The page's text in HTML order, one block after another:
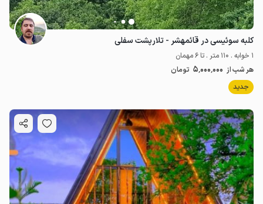
کلبه سوئیسی در قائمهشر - تلارپشت سفلی
1 خوابه . 110 متر . تا 6 مهمان
هر شب از 5٬000٬000 تومان
جدید